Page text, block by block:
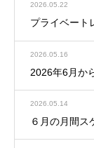
2026.05.22
プライベート
2026.05.16
2026年6月か
2026.05.14
６月の月間ス